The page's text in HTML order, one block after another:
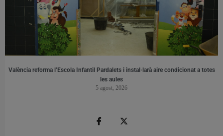
València reforma l’Escola Infantil Pardalets i instal·larà aire condicionat a totes
les aules
5 agost, 2026